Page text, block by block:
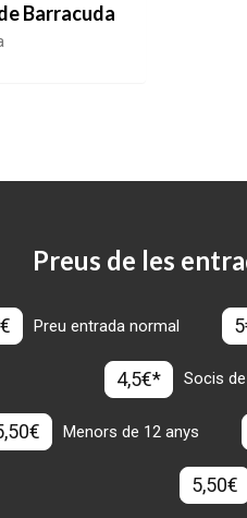
Barracuda
Preus de les
Preu entrada normal
4,5€* Socis
Menors de 12 anys
5,50€